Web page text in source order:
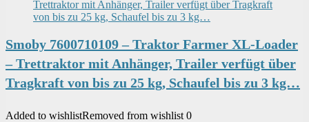
Smoby 7600710109 – Traktor Farmer XL-Loader
– Trettraktor mit Anhänger, Trailer verfügt über
Tragkraft von bis zu 25 kg, Schaufel bis zu 3 kg…
Added to wishlistRemoved from wishlist 0